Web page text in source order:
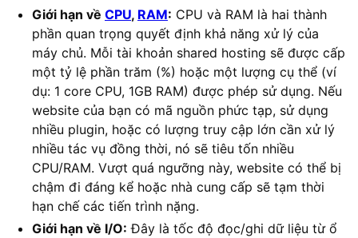
Giới hạn về CPU, RAM: CPU và RAM là hai thành
phần quan trọng quyết định khả năng xử lý của
máy chủ. Mỗi tài khoản shared hosting sẽ được cấp
một tỷ lệ phần trăm (%) hoặc một lượng cụ thể (ví
dụ: 1 core CPU, 1GB RAM) được phép sử dụng. Nếu
website của bạn có mã nguồn phức tạp, sử dụng
nhiều plugin, hoặc có lượng truy cập lớn cần xử lý
nhiều tác vụ đồng thời, nó sẽ tiêu tốn nhiều
CPU/RAM. Vượt quá ngưỡng này, website có thể bị
chậm đi đáng kể hoặc nhà cung cấp sẽ tạm thời
hạn chế các tiến trình nặng.
Giới hạn về I/O: Đây là tốc độ đọc/ghi dữ liệu từ ổ